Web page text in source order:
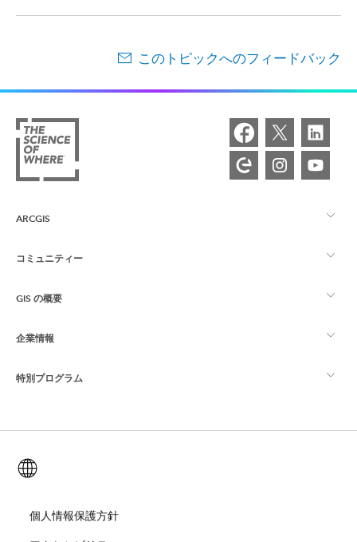
このトピックへのフィードバック
ARCGIS
ArcGIS の概要
マッピング
コミュニティー
Esri Community
ArcGIS ブログ
Esri Young Professionals Network
イベント
GIS の概要
GIS とは
ロケーション インテリジェンス
トレーニング
ArcUser
ArcNews
企業情報
Esri について
採用情報
オープンビジョン
特別プログラム
ArcGIS for Student Use
自然保護
個人情報保護方針